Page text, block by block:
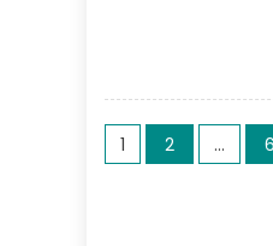
Posts
1 2 … 6